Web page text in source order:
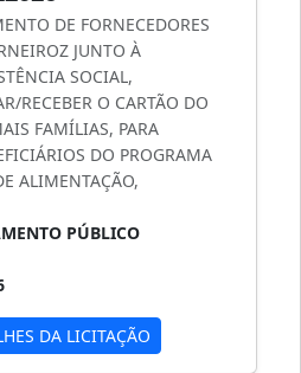
DE FORNECEDORES
JUNTO À
SOCIAL,
RECEBER O CARTÃO DO
FAMÍLIAS, PARA
DO PROGRAMA
ALIMENTAÇÃO,
PÚBLICO
DA LICITAÇÃO